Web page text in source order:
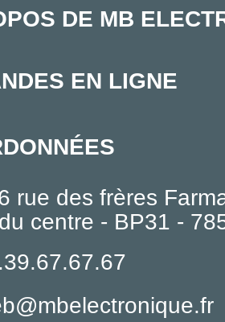
DE MB
EN LIGNE
rue des frères
centre - BP31 -